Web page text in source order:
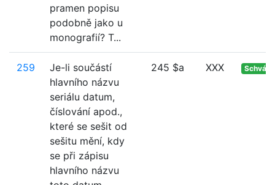
pramen popisu
podobně jako u
monografií? T...
259
Je-li součástí
hlavního názvu
seriálu datum,
číslování apod.,
které se sešit od
sešitu mění, kdy
se při zápisu
hlavního názvu
245 $a XXX